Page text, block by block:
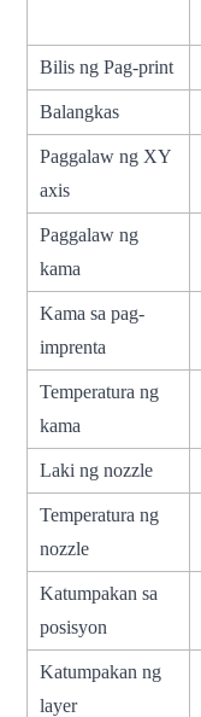
Bilis ng Pag-print
Balangkas
Paggalaw ng XY
axis
Paggalaw ng
kama
Kama sa pag-
imprenta
Temperatura ng
kama
Laki ng nozzle
Temperatura ng
nozzle
Katumpakan sa
posisyon
Katumpakan ng
layer